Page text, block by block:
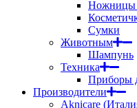
Ножницы
Сумки
Животным
Шампунь
Техника
Приборы
Производители
Aknicare